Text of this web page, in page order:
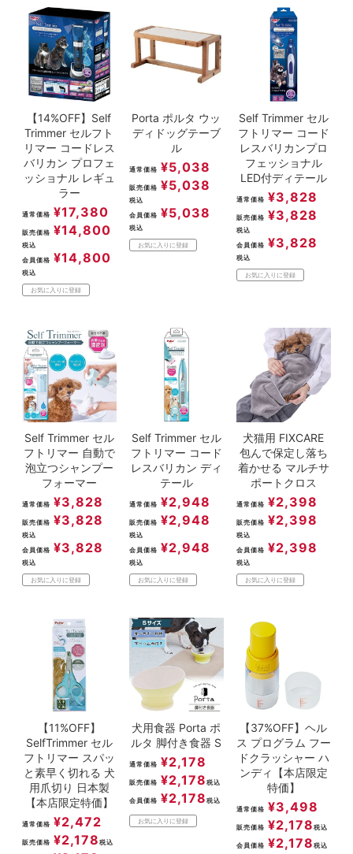
【14%OFF】Self
Trimmer セルフト
リマー コードレス
バリカン プロフェ
ッショナル レギュ
ラー
通常価格 ¥17,380
販売価格 ¥14,800
税込
会員価格 ¥14,800
税込
お気に入りに登録
Porta ポルタ ウッ
ディドッグテーブ
ル
通常価格 ¥5,038
販売価格 ¥5,038
税込
会員価格 ¥5,038
税込
お気に入りに登録
Self Trimmer セル
フトリマー コード
レスバリカンプロ
フェッショナル
LED付ディテール
通常価格 ¥3,828
販売価格 ¥3,828
税込
会員価格 ¥3,828
税込
お気に入りに登録
Self Trimmer セル
フトリマー 自動で
泡立つシャンプー
フォーマー
通常価格 ¥3,828
販売価格 ¥3,828
税込
会員価格 ¥3,828
税込
お気に入りに登録
Self Trimmer セル
フトリマー コード
レスバリカン ディ
テール
通常価格 ¥2,948
販売価格 ¥2,948
税込
会員価格 ¥2,948
税込
お気に入りに登録
犬猫用 FIXCARE
包んで保定し落ち
着かせる マルチサ
ポートクロス
通常価格 ¥2,398
販売価格 ¥2,398
税込
会員価格 ¥2,398
税込
お気に入りに登録
【11%OFF】
SelfTrimmer セル
フトリマー スパッ
と素早く切れる 犬
用爪切り 日本製
【本店限定特価】
通常価格 ¥2,472
販売価格 ¥2,178 税込
犬用食器 Porta ポ
ルタ 脚付き食器 S
通常価格 ¥2,178
販売価格 ¥2,178 税込
会員価格 ¥2,178 税込
お気に入りに登録
【37%OFF】ヘル
ス プログラム フー
ドクラッシャー ハ
ンディ【本店限定
特価】
通常価格 ¥3,498
販売価格 ¥2,178 税込
会員価格 ¥2,178 税込